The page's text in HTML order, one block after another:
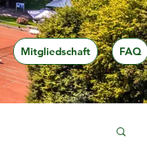
Mitgliedschaft FAQ